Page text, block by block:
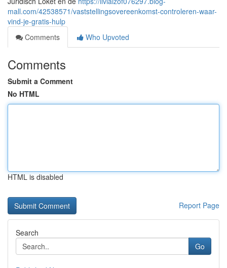
mall.com/42538571/vaststellingsovereenkomst-controleren-waar-
vind-je-gratis-hulp
Comments
Who Upvoted
Comments
Submit a Comment
No HTML
HTML is disabled
Report Page
Search
Go